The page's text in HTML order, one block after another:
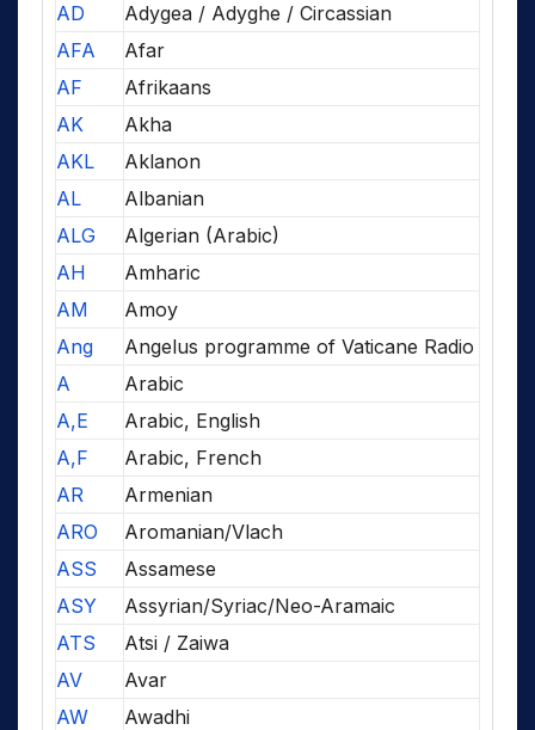
AD
Adygea / Adyghe / Circassian
AFA
Afar
AF
Afrikaans
AK
Akha
AKL
Aklanon
AL
Albanian
ALG
Algerian (Arabic)
AH
Amharic
AM
Amoy
Ang
Angelus programme of Vaticane Radio
A
Arabic
A,E
Arabic, English
A,F
Arabic, French
AR
Armenian
ARO
Aromanian/Vlach
ASS
Assamese
ASY
Assyrian/Syriac/Neo-Aramaic
ATS
Atsi / Zaiwa
AV
Avar
AW
Awadhi